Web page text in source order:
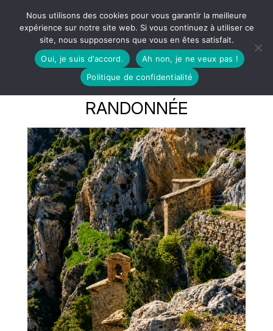
RANDONNÉE
Nous utilisons des cookies pour vous garantir la meilleure
expérience sur notre site web. Si vous continuez à utiliser ce
site, nous supposerons que vous en êtes satisfait.
Oui, je suis d'accord.
Ah non, je ne veux pas !
Politique de confidentialité